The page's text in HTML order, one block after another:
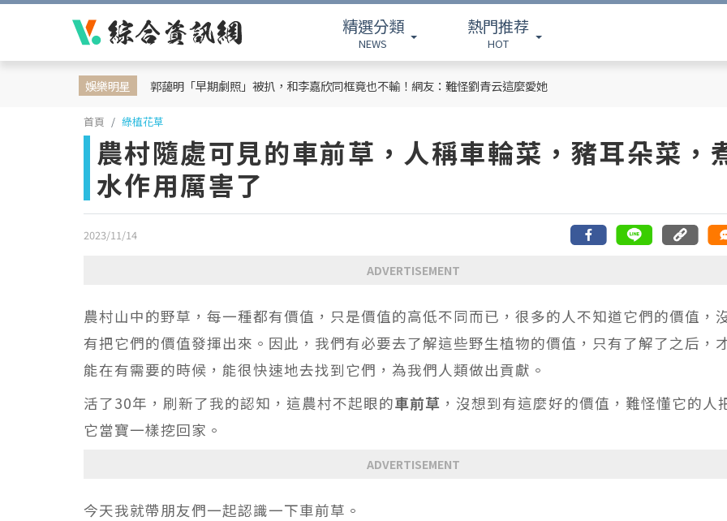
精選分類
NEWS
熱門推荐
HOT
娛樂明星 郭藹明「早期劇照」被扒，和李嘉欣同框竟也不輸！網友：難怪劉青云這麼愛她
首頁 綠植花草
農村隨處可見的車前草，人稱車輪菜，豬耳朵菜，
水作用厲害了
2023/11/14
ADVERTISEMENT
農村山中的野草，每一種都有價值，只是價值的高低不同而已，很多的人不知道它們的價值，
有把它們的價值發揮出來。因此，我們有必要去了解這些野生植物的價值，只有了解了之后，
能在有需要的時候，能很快速地去找到它們，為我們人類做出貢獻。
活了30年，刷新了我的認知，這農村不起眼的車前草 ，沒想到有這麼好的價值，難怪懂它的人
它當寶一樣挖回家。
ADVERTISEMENT
今天我就帶朋友們一起認識一下車前草。